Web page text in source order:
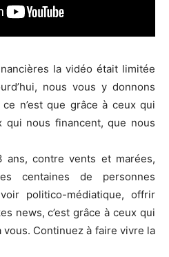
la vidéo était limitée
nous vous y donnons
n’est que grâce à ceux qui
qui nous financent, que nous
ans, contre vents et marées,
centaines de personnes
politico-médiatique, offrir
news, c’est grâce à ceux qui
Continuez à faire vivre la